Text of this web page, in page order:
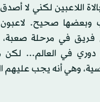
اللاعبين لكني لا
وبعضها صحيح.
فريق في مرحلة
في العالم...
وهي أنه يجب